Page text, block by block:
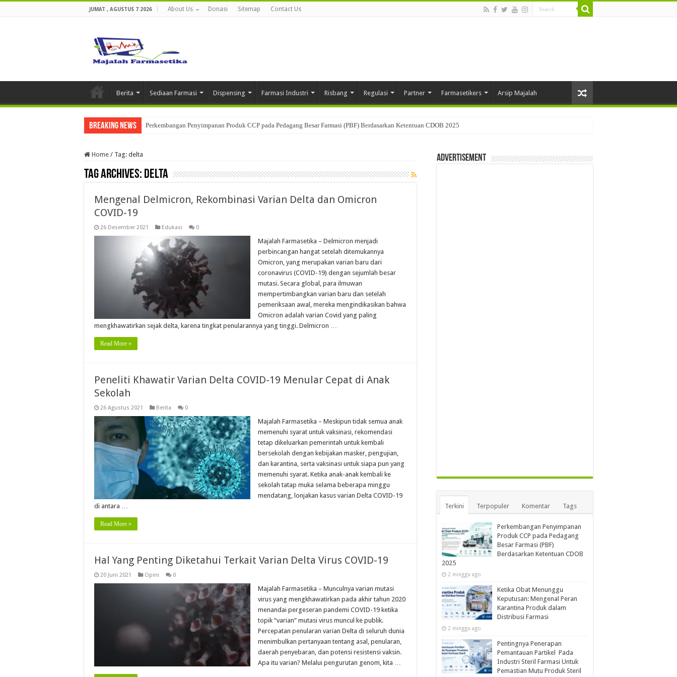
JUMAT , AGUSTUS 7 2026 About Us Donasi Sitemap Contact Us
Berita Sediaan Farmasi Dispensing Farmasi Industri Risbang Regulasi Partner Farmasetikers Arsip Majalah
Breaking News Perkembangan Penyimpanan Produk CCP pada Pedagang Besar Farmasi (PBF) Berdasarkan Ketentuan CDOB 2025
Home / Tag: delta
Tag Archives: delta
Mengenal Delmicron, Rekombinasi Varian Delta dan Omicron
COVID-19
26 Desember 2021 Edukasi 0
Majalah Farmasetika – Delmicron menjadi
perbincangan hangat setelah ditemukannya
Omicron, yang merupakan varian baru dari
coronavirus (COVID-19) dengan sejumlah besar
mutasi. Secara global, para ilmuwan
mempertimbangkan varian baru dan setelah
pemeriksaan awal, mereka mengindikasikan bahwa
Omicron adalah varian Covid yang paling
mengkhawatirkan sejak delta, karena tingkat penularannya yang tinggi. Delmicron …
Read More »
Peneliti Khawatir Varian Delta COVID-19 Menular Cepat di Anak
Sekolah
26 Agustus 2021 Berita 0
Majalah Farmasetika – Meskipun tidak semua anak
memenuhi syarat untuk vaksinasi, rekomendasi
tetap dikeluarkan pemerintah untuk kembali
bersekolah dengan kebijakan masker, pengujian,
dan karantina, serta vaksinasi untuk siapa pun yang
memenuhi syarat. Ketika anak-anak kembali ke
sekolah tatap muka selama beberapa minggu
mendatang, lonjakan kasus varian Delta COVID-19
di antara …
Read More »
Hal Yang Penting Diketahui Terkait Varian Delta Virus COVID-19
20 Juni 2021 Opini 0
Majalah Farmasetika – Munculnya varian mutasi
virus yang mengkhawatirkan pada akhir tahun 2020
menandai pergeseran pandemi COVID-19 ketika
topik “varian” mutasi virus muncul ke publik.
Percepatan penularan varian Delta di seluruh dunia
menimbulkan pertanyaan tentang asal, penularan,
daerah penyebaran, dan potensi resistensi vaksin.
Apa itu varian? Melalui pengurutan genom, kita …
Advertisement
Terkini Terpopuler Komentar Tags
Perkembangan Penyimpanan
Produk CCP pada Pedagang
Besar Farmasi (PBF)
Berdasarkan Ketentuan CDOB
2025
2 minggu ago
Ketika Obat Menunggu
Keputusan: Mengenal Peran
Karantina Produk dalam
Distribusi Farmasi
2 minggu ago
Pentingnya Penerapan
Pemantauan Partikel Pada
Industri Steril Farmasi Untuk
Pemastian Mutu Produk Steril